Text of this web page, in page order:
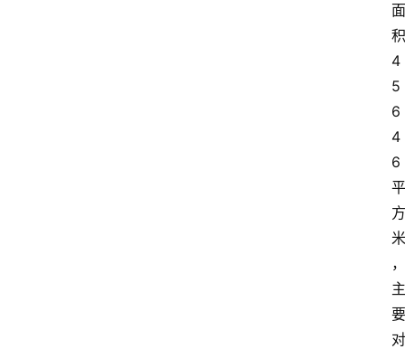
面
积
4
5
6
4
6
平
方
米
，
主
要
对